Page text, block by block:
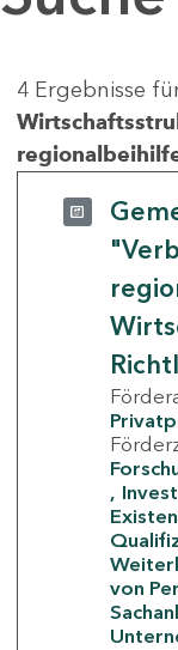
4 Ergebnisse
von